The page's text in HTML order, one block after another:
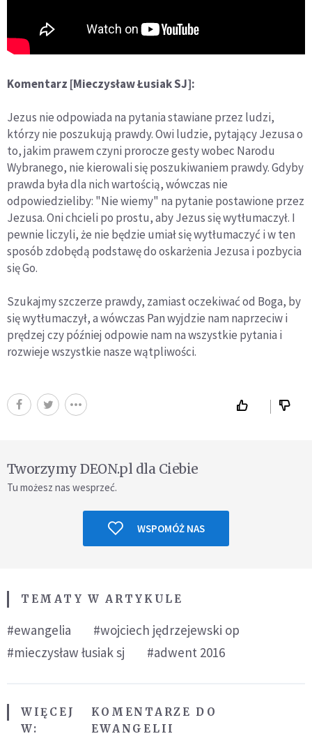
Komentarz [Mieczysław Łusiak SJ]:
Jezus nie odpowiada na pytania stawiane przez ludzi,
którzy nie poszukują prawdy. Owi ludzie, pytający Jezusa o
to, jakim prawem czyni prorocze gesty wobec Narodu
Wybranego, nie kierowali się poszukiwaniem prawdy. Gdyby
prawda była dla nich wartością, wówczas nie
odpowiedzieliby: "Nie wiemy" na pytanie postawione przez
Jezusa. Oni chcieli po prostu, aby Jezus się wytłumaczył. I
pewnie liczyli, że nie będzie umiał się wytłumaczyć i w ten
sposób zdobędą podstawę do oskarżenia Jezusa i pozbycia
się Go.
Szukajmy szczerze prawdy, zamiast oczekiwać od Boga, by
się wytłumaczył, a wówczas Pan wyjdzie nam naprzeciw i
prędzej czy później odpowie nam na wszystkie pytania i
rozwieje wszystkie nasze wątpliwości.
Tworzymy DEON.pl dla Ciebie
Tu możesz nas wesprzeć.
WSPOMÓŻ NAS
TEMATY W ARTYKULE
#ewangelia
#wojciech jędrzejewski op
#mieczysław łusiak sj
#adwent 2016
WIĘCEJ
W:
KOMENTARZE DO
EWANGELII